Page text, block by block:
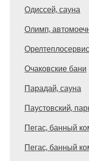
Одиссей, сауна
Олимп,
Орелтеплосервис
Очаковские бани
Парадай, сауна
Паустовский,
Пегас, банный
Пегас, банный